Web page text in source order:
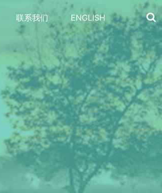
联系我们 ENGLISH